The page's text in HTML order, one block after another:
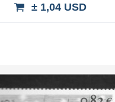
± 1,04 USD